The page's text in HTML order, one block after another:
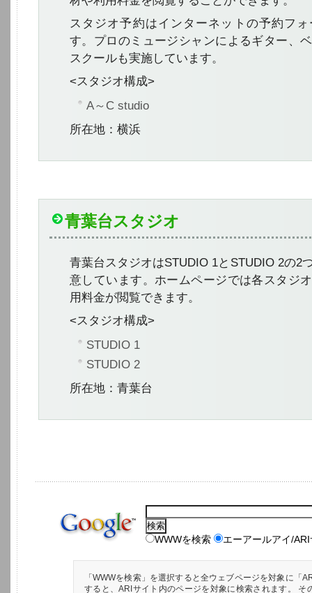
スタジオ予約はインターネットの予約フ
す。プロのミュージシャンによるギター、
スクールも実施しています。
<スタジオ構成>
A～C studio
所在地：横浜
青葉台スタジオ
青葉台スタジオはSTUDIO 1とSTUDIO 2の2
意しています。ホームページでは各スタジ
用料金が閲覧できます。
<スタジオ構成>
STUDIO 1
STUDIO 2
所在地：青葉台
WWWを検索 エーアールアイ/
「WWWを検索」を選択すると全ウェブページを対象に「
すると、ARIサイト内のページを対象に検索されます。 そ